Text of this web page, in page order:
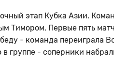
этап Кубка Азии.
Тимором. Первые пять
- команда переиграла
группе - соперники